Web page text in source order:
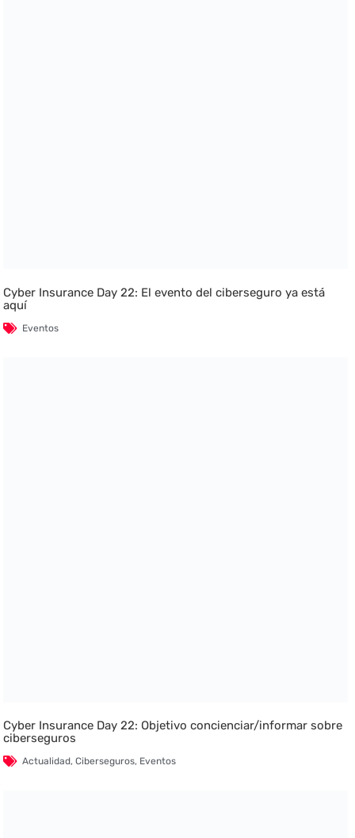
Cyber Insurance Day 22: El evento del ciberseguro ya está
aquí
Eventos
Cyber Insurance Day 22: Objetivo concienciar/informar sobre
ciberseguros
Actualidad,Ciberseguros, Eventos